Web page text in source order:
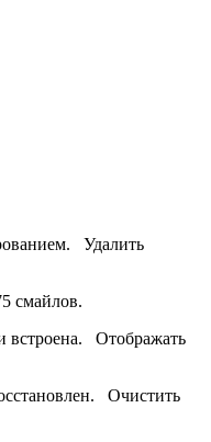
Удалить
смайлов.
встроена. Отображать
Очистить